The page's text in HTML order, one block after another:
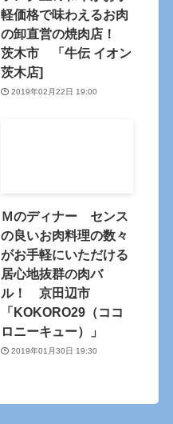
軽価格で味わえるお肉
の卸直営の焼肉店！
茨木市 「牛伝 イオン
茨木店]
2019年02月22日 19:00
Ｍのディナー センス
の良いお肉料理の数々
がお手軽にいただける
居心地抜群の肉バ
ル！ 京田辺市
「KOKORO29（ココ
ロニーキュー）」
2019年01月30日 19:30